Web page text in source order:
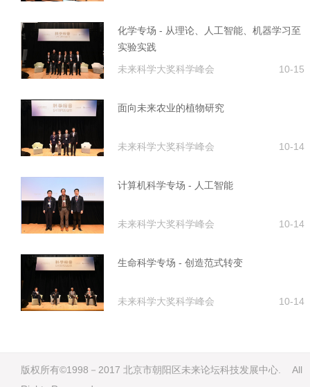
化学专场 - 从理论、人工智能、机器学习至
实验实践
未来科学大奖科学峰会
10-15
面向未来农业的植物研究
未来科学大奖科学峰会 10-14
计算机科学专场 - 人工智能
未来科学大奖科学峰会 10-14
生命科学专场 - 创造范式转变
未来科学大奖科学峰会 10-14
版权所有©1998－2017 北京市朝阳区未来论坛科技发展中心. All